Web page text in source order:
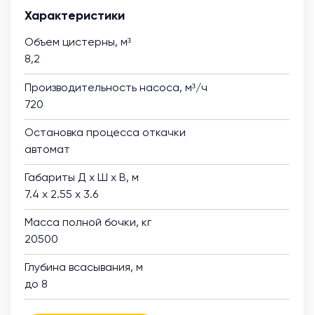
Характеристики
Объем цистерны, м³
8,2
Производительность насоса, м³/ч
720
Остановка процесса откачки
автомат
Габариты Д х Ш х В, м
7.4 х 2.55 х 3.6
Масса полной бочки, кг
20500
Глубина всасывания, м
до 8